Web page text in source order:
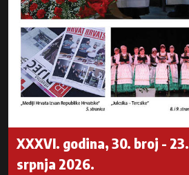
XXXVI. godina, 30. broj - 23.
srpnja 2026.